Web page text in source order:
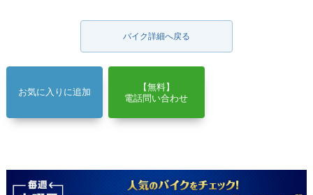
バイク詳細へ戻る
お気に入りに追加
【無料】
電話問い合わせ